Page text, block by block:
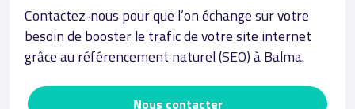
Contactez-nous pour que l’on échange sur votre
besoin de booster le trafic de votre site internet
grâce au référencement naturel (SEO) à Balma.
Nous contacter